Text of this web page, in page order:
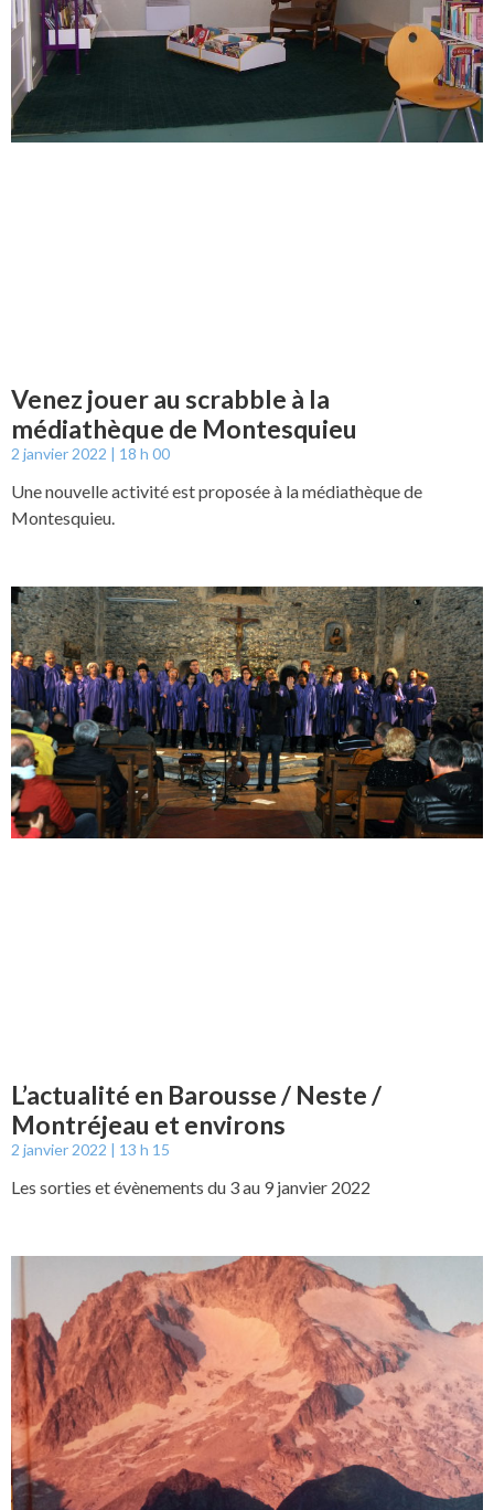
Venez jouer au scrabble à la
médiathèque de Montesquieu
2 janvier 2022 18 h 00
Une nouvelle activité est proposée à la médiathèque de
Montesquieu.
L’actualité en Barousse / Neste /
Montréjeau et environs
2 janvier 2022 13 h 15
Les sorties et évènements du 3 au 9 janvier 2022